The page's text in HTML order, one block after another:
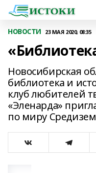
НОВОСТИ 23 МАЯ 2020, 08:35
Новосибирская
библиотека и
клуб любителей
«Эленарда»
по миру